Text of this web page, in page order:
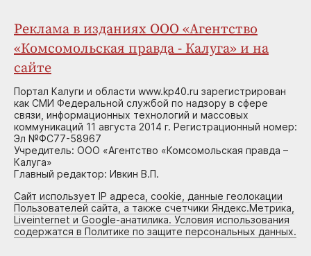
Реклама в изданиях ООО «Агентство
«Комсомольская правда - Калуга» и на
сайте
Портал Калуги и области www.kp40.ru зарегистрирован
как СМИ Федеральной службой по надзору в сфере
связи, информационных технологий и массовых
коммуникаций 11 августа 2014 г. Регистрационный номер:
Эл №ФС77-58967
Учредитель: ООО «Агентство «Комсомольская правда –
Калуга»
Главный редактор: Ивкин В.П.
Сайт использует IP адреса, cookie, данные геолокации
Пользователей сайта, а также счетчики Яндекс.Метрика,
Liveinternet и Google-анатилика. Условия использования
содержатся в Политике по защите персональных данных.